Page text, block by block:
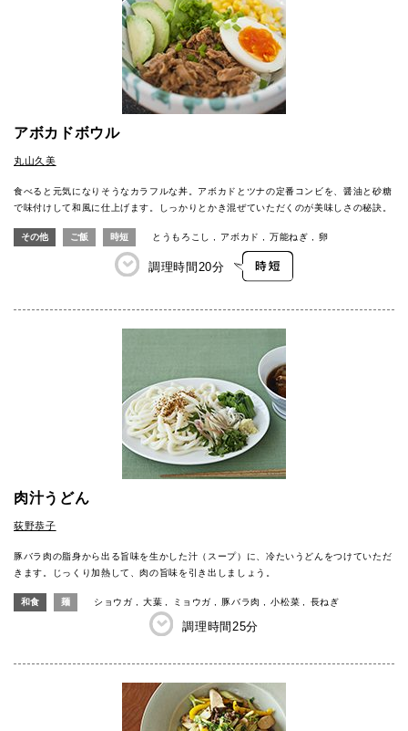
アボカドボウル
丸山久美
食べると元気になりそうなカラフルな丼。アボカドとツナの定番コンビを、醤油と砂糖
で味付けして和風に仕上げます。しっかりとかき混ぜていただくのが美味しさの秘訣。
その他 ご飯 時短 とうもろこし アボカド 万能ねぎ 卵
調理時間 20分
肉汁うどん
荻野恭子
豚バラ肉の脂身から出る旨味を生かした汁（スープ）に、冷たいうどんをつけていただ
きます。じっくり加熱して、肉の旨味を引き出しましょう。
和食 麺 ショウガ 大葉 ミョウガ 豚バラ肉 小松菜 長ねぎ
調理時間 25分